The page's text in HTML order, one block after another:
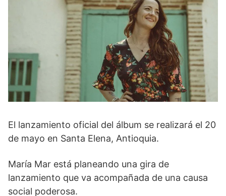
El lanzamiento oficial del álbum se realizará el 20
de mayo en Santa Elena, Antioquia.
María Mar está planeando una gira de
lanzamiento que va acompañada de una causa
social poderosa.